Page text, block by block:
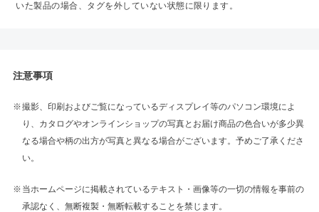
いた製品の場合、タグを外していない状態に限ります。
注意事項
撮影、印刷およびご覧になっているディスプレイ等のパソコン環境によ
り、カタログやオンラインショップの写真とお届け商品の色合いが多少異
なる場合や柄の出方が写真と異なる場合がございます。予めご了承くださ
い。
当ホームページに掲載されているテキスト・画像等の一切の情報を事前の
承認なく、無断複製・無断転載することを禁じます。